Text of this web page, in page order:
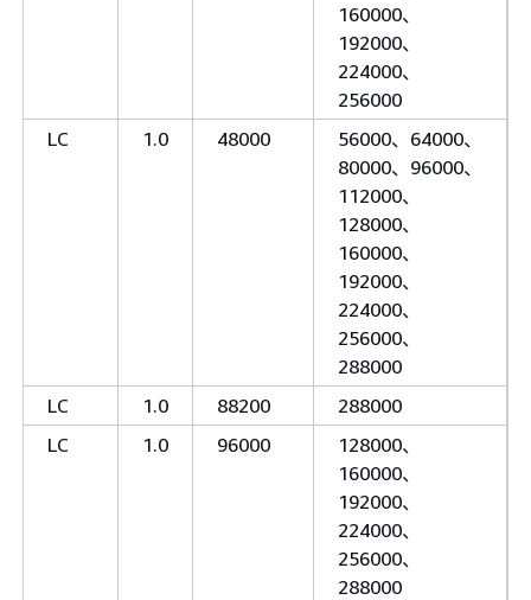
160000、
192000、
224000、
256000
LC
1.0 48000
56000、64000、
80000、96000、
112000、
128000、
160000、
192000、
224000、
256000、
288000
LC
1.0 88200
288000
LC
1.0 96000
128000、
160000、
192000、
224000、
256000、
288000